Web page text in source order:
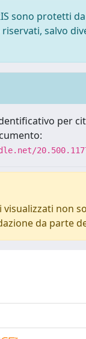
sono protetti
salvo
per
visualizzati non
da parte